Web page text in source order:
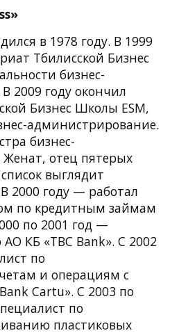
в 1978 году. В 1999
Тбилисской Бизнес
бизнес-
2009 году окончил
Бизнес Школы ESM,
администрирование.
бизнес-
отец пятерых
выглядит
2000 году — работал
по кредитным займам
по 2001 год —
КБ «TBC Bank». С 2002
по
и операциям с
Cartu». С 2003 по
по
пластиковых